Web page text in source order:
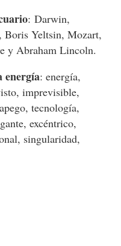
: Darwin,
Boris Yeltsin, Mozart,
y Abraham Lincoln.
energía: energía,
imprevisible,
tecnología,
excéntrico,
singularidad,